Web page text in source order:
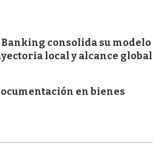
consolida su modelo
local y alcance global
en bienes